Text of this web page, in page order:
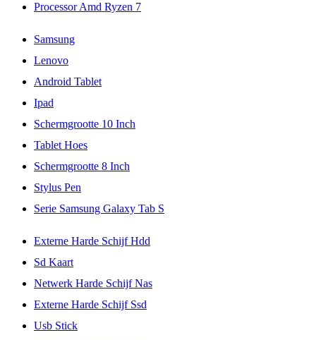
Processor Amd Ryzen 7
Samsung
Lenovo
Android Tablet
Ipad
Schermgrootte 10 Inch
Tablet Hoes
Schermgrootte 8 Inch
Stylus Pen
Serie Samsung Galaxy Tab S
Externe Harde Schijf Hdd
Sd Kaart
Netwerk Harde Schijf Nas
Externe Harde Schijf Ssd
Usb Stick